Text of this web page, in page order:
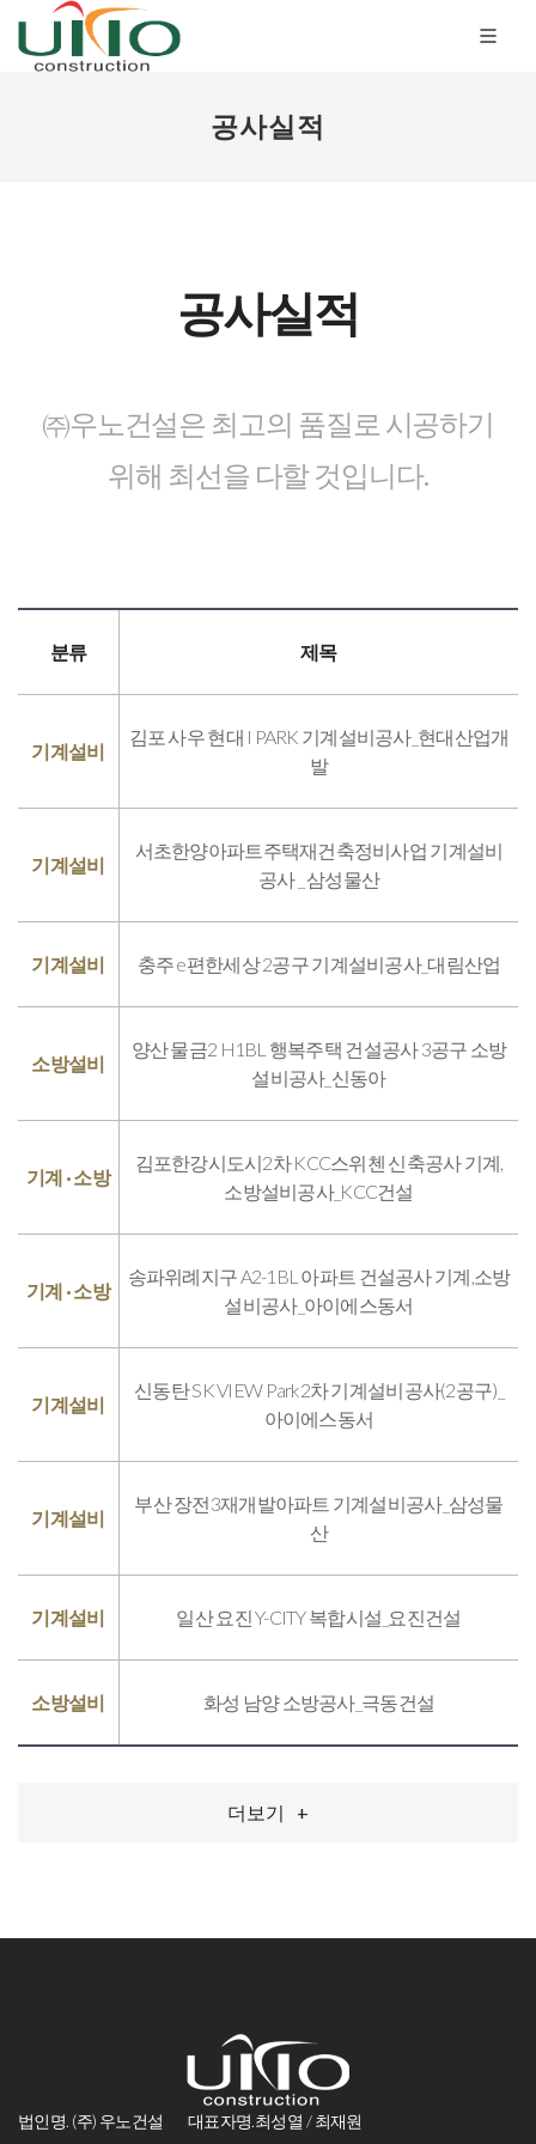
공사실적
공사실적
㈜우노건설은 최고의 품질로 시공하기
위해 최선을 다할 것입니다.
분류 제목
기계설비
김포 사우 현대 I PARK 기계설비공사_현대산업개
발
기계설비
서초한양아파트주택재건축정비사업 기계설비
공사 _ 삼성물산
기계설비 충주 e편한세상 2공구 기계설비공사_대림산업
소방설비
양산 물금2 H1BL 행복주택 건설공사 3공구 소방
설비공사_신동아
기계 · 소방
김포한강시도시2차 KCC스위첸 신축공사 기계,
소방설비공사_KCC건설
기계 · 소방
송파위례지구 A2-1BL 아파트 건설공사 기계,소방
설비공사_아이에스동서
기계설비
신동탄 SK VIEW Park2차 기계설비공사(2공구)_
아이에스동서
기계설비
부산 장전3재개발아파트 기계설비공사_삼성물
산
기계설비 일산 요진 Y-CITY 복합시설_요진건설
소방설비 화성 남양 소방공사_극동건설
더보기 +
법인명. (주) 우노건설
대표자명.최성열 / 최재원